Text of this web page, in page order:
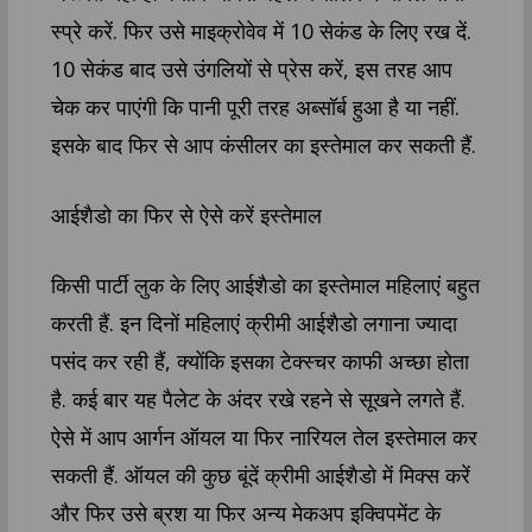
स्प्रे करें. फिर उसे माइक्रोवेव में 10 सेकंड के लिए रख दें.
10 सेकंड बाद उसे उंगलियों से प्रेस करें, इस तरह आप
चेक कर पाएंगी कि पानी पूरी तरह अब्सॉर्ब हुआ है या नहीं.
इसके बाद फिर से आप कंसीलर का इस्तेमाल कर सकती हैं.
आईशैडो का फिर से ऐसे करें इस्तेमाल
किसी पार्टी लुक के लिए आईशैडो का इस्तेमाल महिलाएं बहुत
करती हैं. इन दिनों महिलाएं क्रीमी आईशैडो लगाना ज्यादा
पसंद कर रही हैं, क्योंकि इसका टेक्स्चर काफी अच्छा होता
है. कई बार यह पैलेट के अंदर रखे रहने से सूखने लगते हैं.
ऐसे में आप आर्गन ऑयल या फिर नारियल तेल इस्तेमाल कर
सकती हैं. ऑयल की कुछ बूंदें क्रीमी आईशैडो में मिक्स करें
और फिर उसे ब्रश या फिर अन्य मेकअप इक्विपमेंट के